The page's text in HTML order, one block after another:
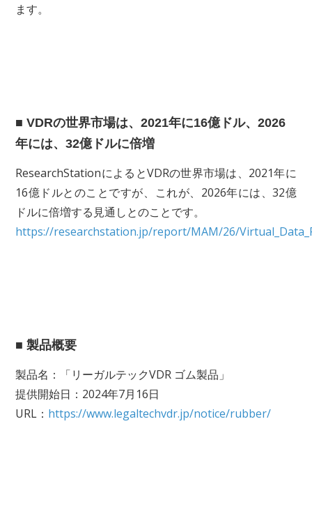
ます。
■ VDRの世界市場は、2021年に16億ドル、2026
年には、32億ドルに倍増
ResearchStationによるとVDRの世界市場は、2021年に
16億ドルとのことですが、これが、2026年には、32億
ドルに倍増する見通しとのことです。
https://researchstation.jp/report/MAM/26/
■ 製品概要
製品名：「リーガルテックVDR ゴム製品」
提供開始日：2024年7月16日
URL： https://www.legaltechvdr.jp/notice/rubber/